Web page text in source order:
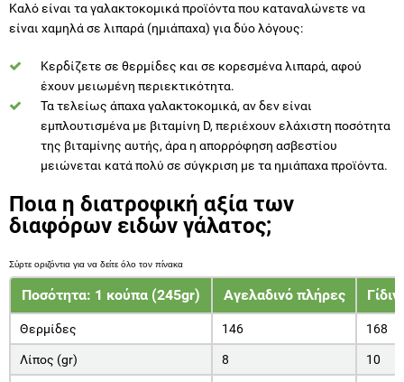
Καλό είναι τα γαλακτοκομικά προϊόντα που καταναλώνετε να
είναι χαμηλά σε λιπαρά (ημιάπαχα) για δύο λόγους:
Κερδίζετε σε θερμίδες και σε κορεσμένα λιπαρά, αφού
έχουν μειωμένη περιεκτικότητα.
Τα τελείως άπαχα γαλακτοκομικά, αν δεν είναι
εμπλουτισμένα με βιταμίνη D, περιέχουν ελάχιστη ποσότητα
της βιταμίνης αυτής, άρα η απορρόφηση ασβεστίου
μειώνεται κατά πολύ σε σύγκριση με τα ημιάπαχα προϊόντα.
Ποια η διατροφική αξία των
διαφόρων ειδών γάλατος;
Ποσότητα: 1 κούπα (245gr) Αγελαδινό πλήρες
Θερμίδες 146 168
Λίπος (gr) 8 10